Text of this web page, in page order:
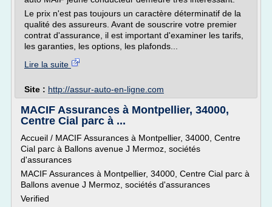
Le prix n'est pas toujours un caractère déterminatif de la
qualité des assureurs. Avant de souscrire votre premier
contrat d'assurance, il est important d'examiner les tarifs,
les garanties, les options, les plafonds...
Lire la suite
Site : http://assur-auto-en-ligne.com
MACIF Assurances à Montpellier, 34000,
Centre Cial parc à ...
Accueil / MACIF Assurances à Montpellier, 34000, Centre
Cial parc à Ballons avenue J Mermoz, sociétés
d'assurances
MACIF Assurances à Montpellier, 34000, Centre Cial parc à
Ballons avenue J Mermoz, sociétés d'assurances
Verified